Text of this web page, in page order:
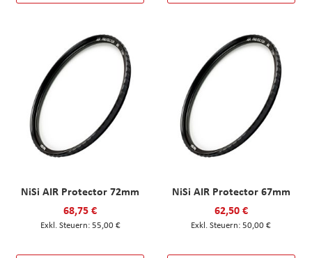
NiSi AIR Protector 72mm
68,75 €
55,00 €
NiSi AIR Protector 67mm
62,50 €
50,00 €